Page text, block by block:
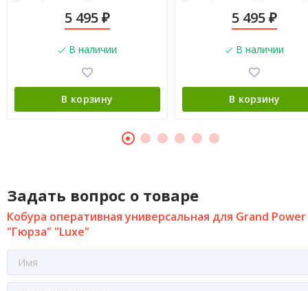
5 495 ₽
В наличии
В корзину
5 495₽
В наличии
В корзину
Задать вопрос о товаре
Кобура оперативная универсальная для Grand
"Гюрза" "Luxe"